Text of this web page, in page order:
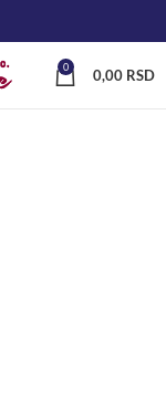
0 0,00 RSD